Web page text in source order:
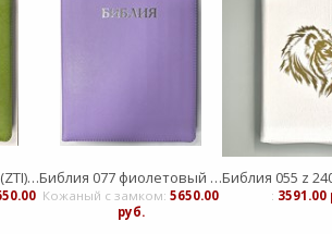
Библия 077 зеленый (ZTI) (классика) Благовест Библия 077 фиолетовый (ZTI) (классика) Благовест
Кожаный с замком: 5650.00
руб.
: 3591.00